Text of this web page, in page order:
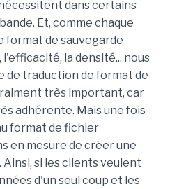
dans certains
Et, comme chaque
format de sauvegarde
la densité... nous
de traduction de format de
très important, car
adhérente. Mais une fois
format de fichier
en mesure de créer une
si les clients veulent
d'un seul coup et les